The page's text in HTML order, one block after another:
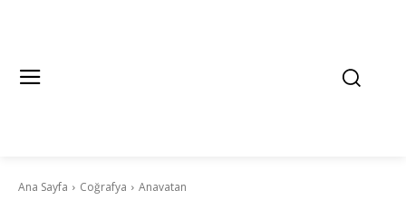
Ana Sayfa Coğrafya Anavatan